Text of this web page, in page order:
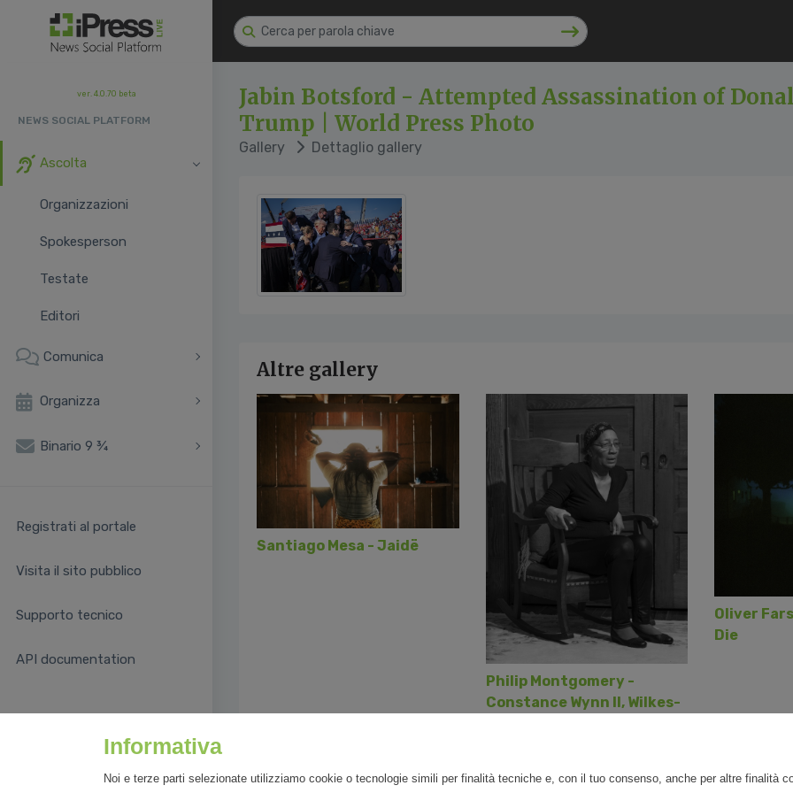
ver. 4.0.70 beta
NEWS SOCIAL PLATFORM
Ascolta
Organizzazioni
Spokesperson
Testate
Editori
Comunica
Organizza
Binario 9 ¾
Registrati al portale
Visita il sito pubblico
Supporto tecnico
API documentation
Jabin Botsford - Attempted Assassination of
Trump | World Press Photo
Gallery Dettaglio gallery
Altre gallery
Santiago Mesa - Jaidë
Philip Montgomery -
Constance Wynn II, Wilkes-
Oliver
Die
Informativa
Noi e terze parti selezionate utilizziamo cookie o tecnologie simili per finalità tecniche e, con il tuo consenso, anche per altre finalità